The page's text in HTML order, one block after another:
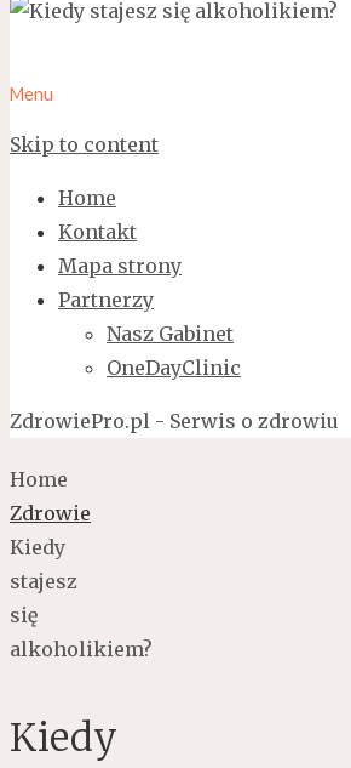
Menu
Skip to content
Home
Kontakt
Mapa strony
Partnerzy
Nasz Gabinet
OneDayClinic
ZdrowiePro.pl - Serwis o zdrowiu
Home
Zdrowie
Kiedy
stajesz
się
alkoholikiem?
Kiedy